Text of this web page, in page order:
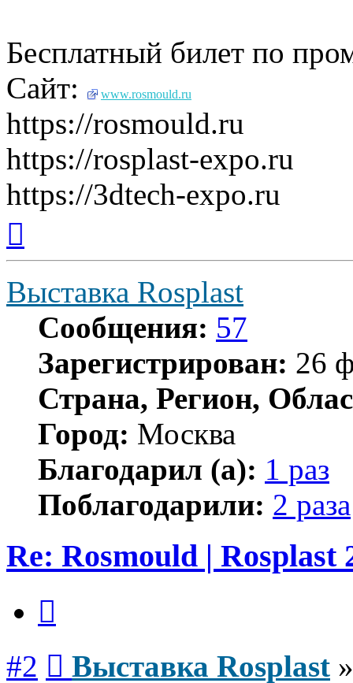
Бесплатный билет по
Сайт:
www.rosmould.ru
https://rosmould.ru
https://rosplast-expo.ru
https://3dtech-expo.ru
началу
Выставка Rosplast
Сообщения: 57
Зарегистрирован: 26
Страна, Регион,
Город: Москва
Благодарил (а): 1 раз
Поблагодарили: 2 раза
Re: Rosmould | Rosplast
#2 Выставка Rosplast